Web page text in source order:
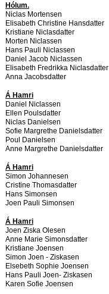
Hólum.
Niclas Mortensen
Elisabeth Christine Hansdatter
Kristiane Niclasdatter
Morten Niclassen
Hans Pauli Niclassen
Daniel Jacob Niclassen
Elisabeth Fredrikka Niclasdatter
Anna Jacobsdatter
Á Hamri
Daniel Niclassen
Ellen Poulsdatter
Niclas Danielsen
Sofie Margrethe Danielsdatter
Poul Danielsen
Anne Margrethe Danielsdatter
Á Hamri
Simon Johannesen
Cristine Thomasdatter
Hans Simonsen
Joen Pauli Simonsen
Á Hamri
Joen Ziska Olesen
Anne Marie Simonsdatter
Kristiane Joensen
Simon Joen - Ziskasen
Elsebeth Sophie Joensen
Hans Pauli Joen- Ziskasen
Karen Sofie Joensen